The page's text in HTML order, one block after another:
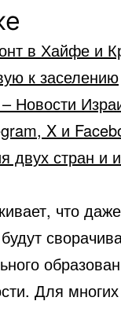
в Хайфе и
к заселению
– Новости
X и
двух стран и
что
Для